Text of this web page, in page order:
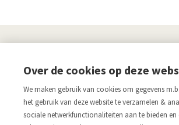
Links
Aanmelden nieuwsbrief
Pers
Acco.be
Algemene
Over de cookies op deze
We maken gebruik van cookies om gegevens
het gebruik van deze website te verzamelen &
sociale netwerkfunctionaliteiten aan te bieden